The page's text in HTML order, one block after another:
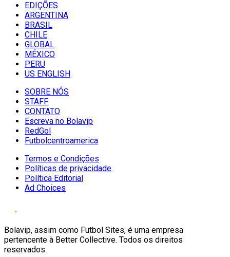
EDIÇÕES
ARGENTINA
BRASIL
CHILE
GLOBAL
MÉXICO
PERU
US ENGLISH
SOBRE NÓS
STAFF
CONTATO
Escreva no Bolavip
RedGol
Futbolcentroamerica
Termos e Condições
Políticas de privacidade
Política Editorial
Ad Choices
Bolavip, assim como Futbol Sites, é uma empresa
pertencente à Better Collective. Todos os direitos
reservados.